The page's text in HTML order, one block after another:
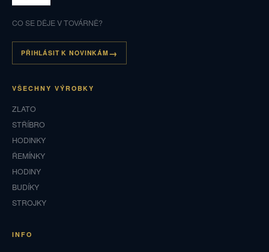
CO SE DĚJE V TOVÁRNĚ?
PŘIHLÁSIT K NOVINKÁM
VŠECHNY VÝROBKY
ZLATO
STŘÍBRO
HODINKY
ŘEMÍNKY
HODINY
BUDÍKY
STROJKY
INFO